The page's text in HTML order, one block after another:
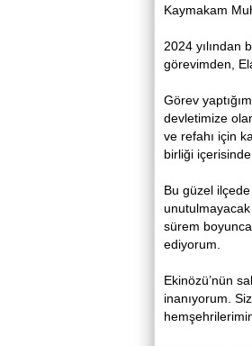
Kaymakam
2024 yılından
görevimden,
Görev
devletimize
ve refahı için
birliği
Bu güzel
sürem
ediyorum.
Ekinözü’nün
inanıyorum.